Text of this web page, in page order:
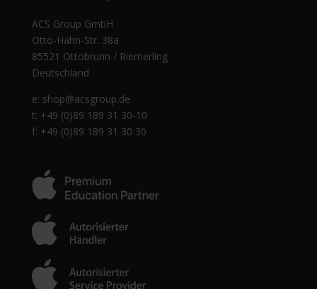
ACS Group GmbH
Otto-Hahn-Str. 38a
85521 Ottobrunn / Riemerling
Deutschland
e: shop@acsgroup.de
t: +49 (0)89 189 31 30-10
f: +49 (0)89 189 31 30 30